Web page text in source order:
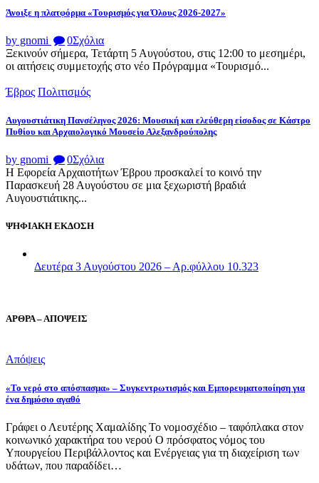
Άνοιξε η πλατφόρμα «Τουρισμός για Όλους 2026-2027»
by gnomi 0Σχόλια
Ξεκινούν σήμερα, Τετάρτη 5 Αυγούστου, στις 12:00 το μεσημέρι,
οι αιτήσεις συμμετοχής στο νέο Πρόγραμμα «Τουρισμό...
Έβρος Πολιτισμός
Αυγουστιάτικη Πανσέληνος 2026: Μουσική και ελεύθερη είσοδος σε Κάστρο
Πυθίου και Αρχαιολογικό Μουσείο Αλεξανδρούπολης
by gnomi 0Σχόλια
Η Εφορεία Αρχαιοτήτων Έβρου προσκαλεί το κοινό την
Παρασκευή 28 Αυγούστου σε μια ξεχωριστή βραδιά
Αυγουστιάτικης...
ΨΗΦΙΑΚΗ ΕΚΔΟΣΗ
Δευτέρα 3 Αυγούστου 2026 – Αρ.φύλλου 10.323
ΑΡΘΡΑ – ΑΠΟΨΕΙΣ
Απόψεις
«Το νερό στο απόσπασμα» – Συγκεντρωτισμός και Εμπορευματοποίηση για
ένα δημόσιο αγαθό
Γράφει ο Λευτέρης Χαμαλίδης Το νομοσχέδιο – ταφόπλακα στον
κοινωνικό χαρακτήρα του νερού Ο πρόσφατος νόμος του
Υπουργείου Περιβάλλοντος και Ενέργειας για τη διαχείριση των
υδάτων, που παραδίδει…